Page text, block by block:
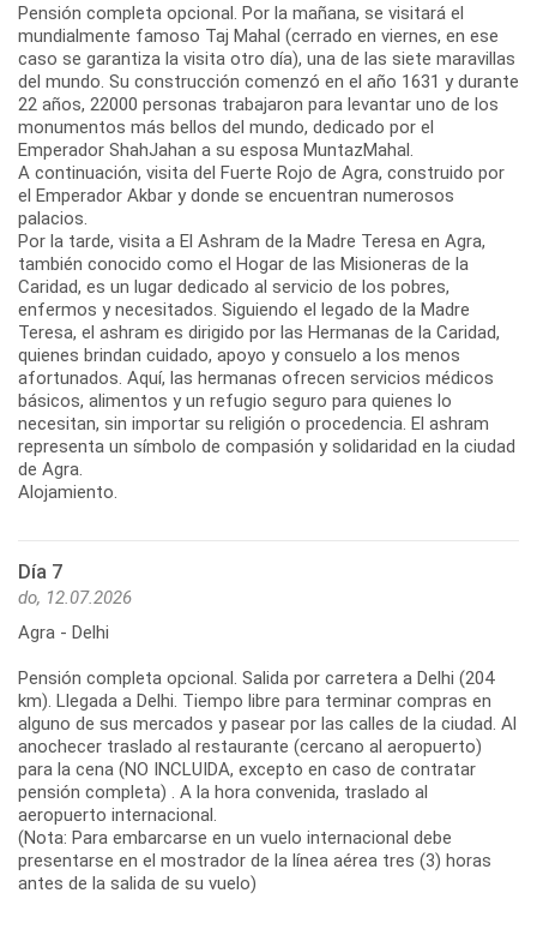
Pensión completa opcional. Por la mañana, se visitará el
mundialmente famoso Taj Mahal (cerrado en viernes, en ese
caso se garantiza la visita otro día), una de las siete maravillas
del mundo. Su construcción comenzó en el año 1631 y durante
22 años, 22000 personas trabajaron para levantar uno de los
monumentos más bellos del mundo, dedicado por el
Emperador ShahJahan a su esposa MuntazMahal.
A continuación, visita del Fuerte Rojo de Agra, construido por
el Emperador Akbar y donde se encuentran numerosos
palacios.
Por la tarde, visita a El Ashram de la Madre Teresa en Agra,
también conocido como el Hogar de las Misioneras de la
Caridad, es un lugar dedicado al servicio de los pobres,
enfermos y necesitados. Siguiendo el legado de la Madre
Teresa, el ashram es dirigido por las Hermanas de la Caridad,
quienes brindan cuidado, apoyo y consuelo a los menos
afortunados. Aquí, las hermanas ofrecen servicios médicos
básicos, alimentos y un refugio seguro para quienes lo
necesitan, sin importar su religión o procedencia. El ashram
representa un símbolo de compasión y solidaridad en la ciudad
de Agra.
Alojamiento.
Día 7
do, 12.07.2026
Agra - Delhi
Pensión completa opcional. Salida por carretera a Delhi (204
km). Llegada a Delhi. Tiempo libre para terminar compras en
alguno de sus mercados y pasear por las calles de la ciudad. Al
anochecer traslado al restaurante (cercano al aeropuerto)
para la cena (NO INCLUIDA, excepto en caso de contratar
pensión completa) . A la hora convenida, traslado al
aeropuerto internacional.
(Nota: Para embarcarse en un vuelo internacional debe
presentarse en el mostrador de la línea aérea tres (3) horas
antes de la salida de su vuelo)